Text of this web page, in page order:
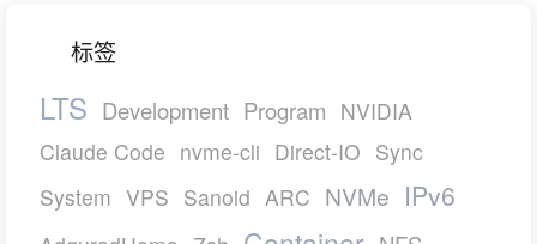
标签
LTS Development Program NVIDIA
Claude Code nvme-cli Direct-IO Sync
System VPS Sanoid ARC NVMe IPv6